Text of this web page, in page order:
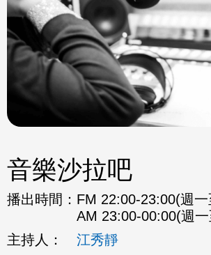
音樂沙拉吧
播出時間： FM 22:00-23:00(週
AM 23:00-00:00(週
主持人：
江秀靜